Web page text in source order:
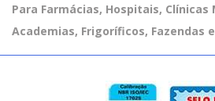
Para Farmácias, Hospitais, Clínicas
Academias, Frigoríficos, Fazendas